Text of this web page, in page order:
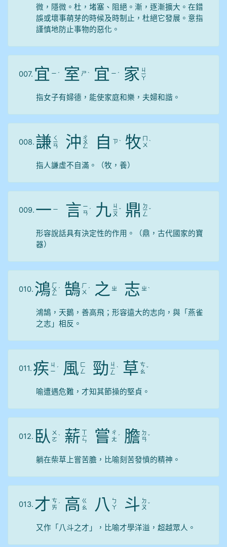
微，隱微。杜，堵塞、阻絕。漸，逐漸擴大。在錯
誤或壞事萌芽的時候及時制止，杜絕它發展。意指
謹慎地防止事物的惡化。
007. 宜 ㄧ ˊ 室 ㄕ ˋ 宜 ㄧ ˊ 家 ㄐ
ㄧ
ㄚ
指女子有婦德，能使家庭和樂，夫婦和諧。
008. 謙 ㄑ
ㄧ
ㄢ 沖 ㄔ
ㄨ
ㄥ 自 ㄗ ˋ 牧 ㄇ
ㄨ ˋ
指人謙虛不自滿。（牧，養）
009. 一 ㄧ 言 ㄧ
ㄢ ˊ 九 ㄐ
ㄧ
ㄡ
ˇ 鼎 ㄉ
ㄧ
ㄥ
ˇ
形容說話具有決定性的作用。（鼎，古代國家的寶
器）
010. 鴻 ㄏ
ㄨ
ㄥ
ˊ 鵠 ㄏ
ㄨ ˊ 之 ㄓ 志 ㄓ ˋ
鴻鵠，天鵝，善高飛；形容遠大的志向，與「燕雀
之志」相反。
011. 疾 ㄐ
ㄧ ˊ 風 ㄈ
ㄥ
勁 ㄐ
ㄧ
ㄥ
ˋ 草 ㄘ
ㄠ ˇ
喻遭遇危難，才知其節操的堅貞。
012. 臥 ㄨ
ㄛ ˋ 薪 ㄒ
ㄧ
ㄣ 嘗 ㄔ
ㄤ ˊ 膽 ㄉ
ㄢ ˇ
躺在柴草上嘗苦膽，比喻刻苦發憤的精神。
013. 才 ㄘ
ㄞ ˊ 高 ㄍ
ㄠ
八
ㄅ
ㄚ
斗 ㄉ
ㄡ ˇ
又作「八斗之才」，比喻才學洋溢，超越眾人。